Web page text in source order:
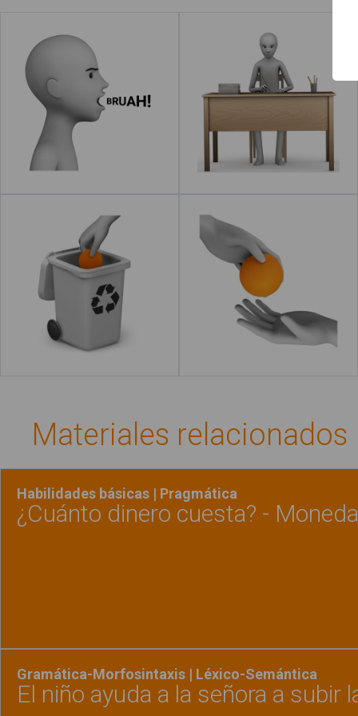
Leer más
Eructar
Leer más
Dar
Materiales relacionados
Habilidades básicas | Pragmática
¿Cuánto dinero cuesta? -
Gramática-Morfosintaxis | Léxico-Semántica
El niño ayuda a la señora a subir